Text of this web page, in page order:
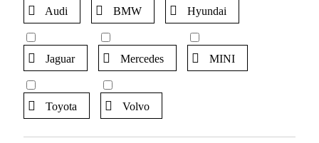
Audi BMW Hyundai
Jaguar Mercedes MINI
Toyota Volvo